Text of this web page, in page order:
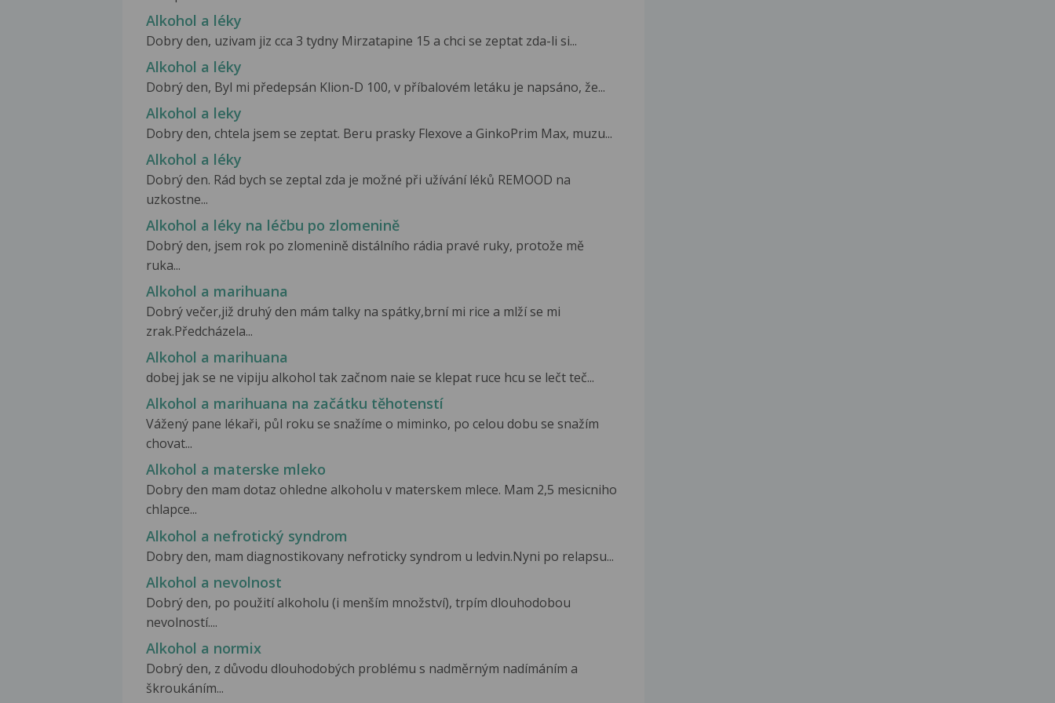
Alkohol a léky
Dobry den, uzivam jiz cca 3 tydny Mirzatapine 15 a chci se zeptat zda-li si...
Alkohol a léky
Dobrý den, Byl mi předepsán Klion-D 100, v příbalovém letáku je napsáno, že...
Alkohol a leky
Dobry den, chtela jsem se zeptat. Beru prasky Flexove a GinkoPrim Max, muzu...
Alkohol a léky
Dobrý den. Rád bych se zeptal zda je možné při užívání léků REMOOD na
uzkostne...
Alkohol a léky na léčbu po zlomenině
Dobrý den, jsem rok po zlomenině distálního rádia pravé ruky, protože mě
ruka...
Alkohol a marihuana
Dobrý večer,již druhý den mám talky na spátky,brní mi rice a mlží se mi
zrak.Předcházela...
Alkohol a marihuana
dobej jak se ne vipiju alkohol tak začnom naie se klepat ruce hcu se lečt teč...
Alkohol a marihuana na začátku těhotenstí
Vážený pane lékaři, půl roku se snažíme o miminko, po celou dobu se snažím
chovat...
Alkohol a materske mleko
Dobry den mam dotaz ohledne alkoholu v materskem mlece. Mam 2,5 mesicniho
chlapce...
Alkohol a nefrotický syndrom
Dobry den, mam diagnostikovany nefroticky syndrom u ledvin.Nyni po relapsu...
Alkohol a nevolnost
Dobrý den, po použití alkoholu (i menším množství), trpím dlouhodobou
nevolností....
Alkohol a normix
Dobrý den, z důvodu dlouhodobých problému s nadměrným nadímáním a
škroukáním...